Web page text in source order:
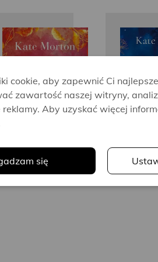
Kate
Morton
cookie, aby zapewnić Ci
zawartość naszej witryny,
Aby uzyskać więcej
się